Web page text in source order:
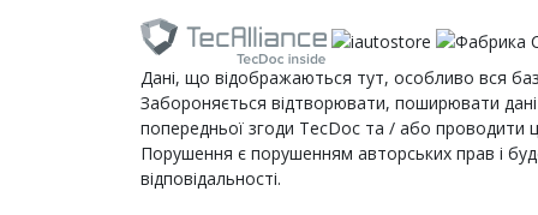
Дані, що відображаються тут, особливо вся
Забороняється відтворювати, поширювати
попередньої згоди TecDoc та / або проводити
Порушення є порушенням авторських прав і
відповідальності.